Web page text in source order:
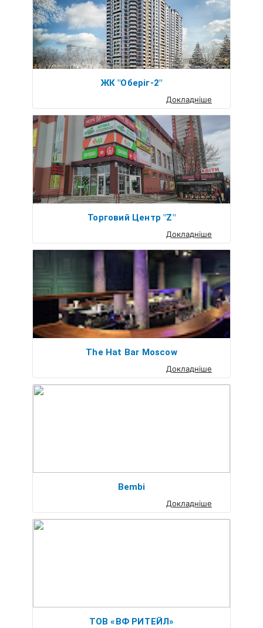
ЖК "Оберіг-2"
Докладніше
Торговий Центр "Z"
Докладніше
The Hat Bar Moscow
Докладніше
Bembi
Докладніше
ТОВ «ВФ РИТЕЙЛ»